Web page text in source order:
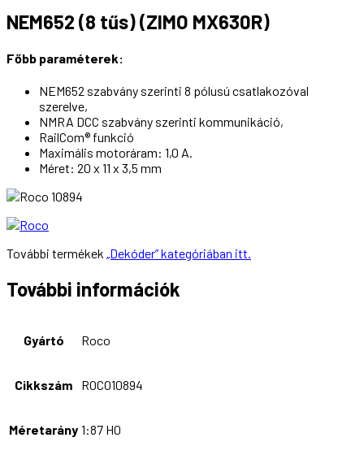
NEM652 (8 tűs) (ZIMO MX630R)
Főbb paraméterek:
NEM652 szabvány szerinti 8 pólusú csatlakozóval
szerelve,
NMRA DCC szabvány szerinti kommunikáció,
RailCom® funkció
Maximális motoráram: 1,0 A.
Méret: 20 x 11 x 3,5 mm
További termékek „Dekóder” kategóriában itt.
További információk
Gyártó Roco
Cikkszám ROCO10894
Méretarány 1:87 H0